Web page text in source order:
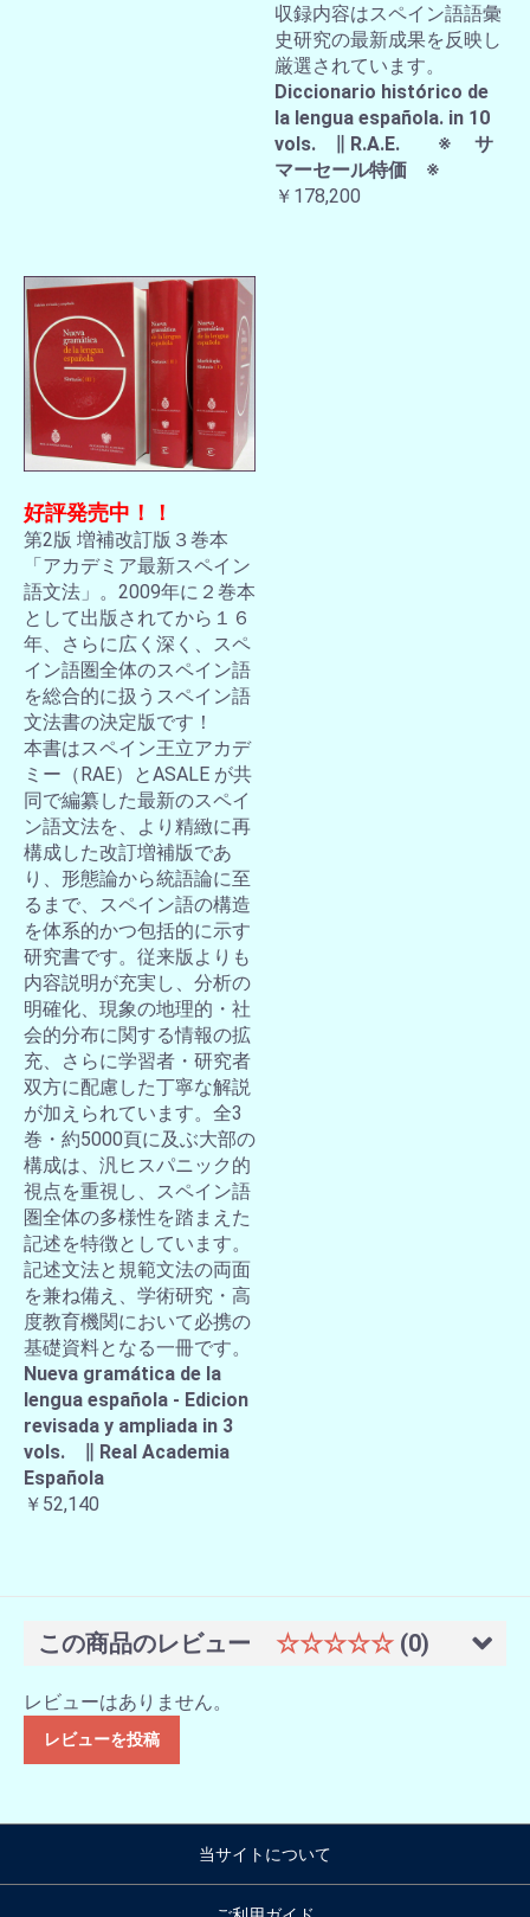
収録内容はスペイン語語彙
史研究の最新成果を反映し
厳選されています。
Diccionario histórico de
la lengua española. in 10
vols. ∥ R.A.E. ※ サ
マーセール特価 ※
￥178,200
好評発売中！！
第2版 増補改訂版３巻本
「アカデミア最新スペイン
語文法」。2009年に２巻本
として出版されてから１６
年、さらに広く深く、スペ
イン語圏全体のスペイン語
を総合的に扱うスペイン語
文法書の決定版です！
本書はスペイン王立アカデ
ミー（RAE）とASALE が共
同で編纂した最新のスペイ
ン語文法を、より精緻に再
構成した改訂増補版であ
り、形態論から統語論に至
るまで、スペイン語の構造
を体系的かつ包括的に示す
研究書です。従来版よりも
内容説明が充実し、分析の
明確化、現象の地理的・社
会的分布に関する情報の拡
充、さらに学習者・研究者
双方に配慮した丁寧な解説
が加えられています。全3
巻・約5000頁に及ぶ大部の
構成は、汎ヒスパニック的
視点を重視し、スペイン語
圏全体の多様性を踏まえた
記述を特徴としています。
記述文法と規範文法の両面
を兼ね備え、学術研究・高
度教育機関において必携の
基礎資料となる一冊です。
Nueva gramática de la
lengua española - Edicion
revisada y ampliada in 3
vols. ∥ Real Academia
Española
￥52,140
この商品のレビュー ☆☆☆☆☆ (0)
レビューはありません。
レビューを投稿
当サイトについて